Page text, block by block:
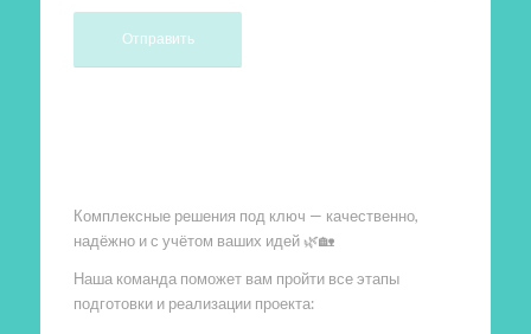
Комплексные решения под ключ — качественно,
надёжно и с учётом ваших идей 🌿🏡
Наша команда поможет вам пройти все этапы
подготовки и реализации проекта: